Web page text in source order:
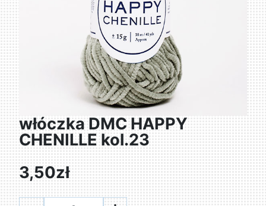
włóczka DMC HAPPY
CHENILLE kol.23
3,50zł